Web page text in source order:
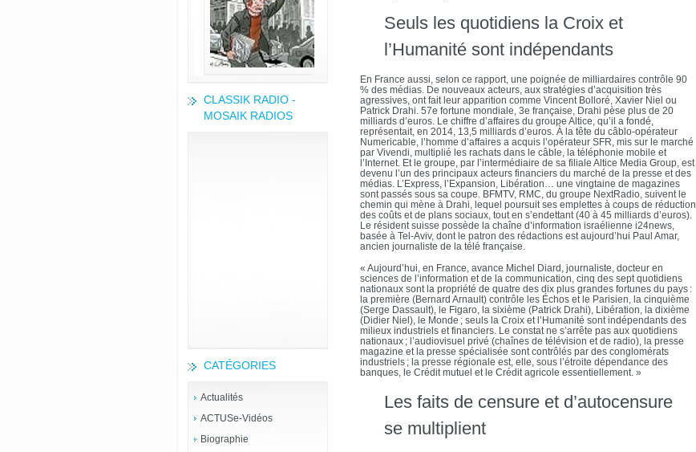
CLASSIK RADIO -
MOSAIK RADIOS
CATÉGORIES
Actualités
ACTUSe-Vidéos
Biographie
Seuls les quotidiens la Croix et
l’Humanité sont indépendants
En France aussi, selon ce rapport, une poignée de milliardaires contrôle 90
% des médias. De nouveaux acteurs, aux stratégies d’acquisition très
agressives, ont fait leur apparition comme Vincent Bolloré, Xavier Niel ou
Patrick Drahi. 57e fortune mondiale, 3e française, Drahi pèse plus de 20
milliards d’euros. Le chiffre d’affaires du groupe Altice, qu’il a fondé,
représentait, en 2014, 13,5 milliards d’euros. À la tête du câblo-opérateur
Numericable, l’homme d’affaires a acquis l’opérateur SFR, mis sur le marché
par Vivendi, multiplié les rachats dans le câble, la téléphonie mobile et
l’Internet. Et le groupe, par l’intermédiaire de sa filiale Altice Media Group, est
devenu l’un des principaux acteurs financiers du marché de la presse et des
médias. L’Express, l’Expansion, Libération… une vingtaine de magazines
sont passés sous sa coupe. BFMTV, RMC, du groupe NextRadio, suivent le
chemin qui mène à Drahi, lequel poursuit ses emplettes à coups de réduction
des coûts et de plans sociaux, tout en s’endettant (40 à 45 milliards d’euros).
Le résident suisse possède la chaîne d’information israélienne i24news,
basée à Tel-Aviv, dont le patron des rédactions est aujourd’hui Paul Amar,
ancien journaliste de la télé française.
« Aujourd’hui, en France, avance Michel Diard, journaliste, docteur en
sciences de l’information et de la communication, cinq des sept quotidiens
nationaux sont la propriété de quatre des dix plus grandes fortunes du pays :
la première (Bernard Arnault) contrôle les Échos et le Parisien, la cinquième
(Serge Dassault), le Figaro, la sixième (Patrick Drahi), Libération, la dixième
(Didier Niel), le Monde ; seuls la Croix et l’Humanité sont indépendants des
milieux industriels et financiers. Le constat ne s’arrête pas aux quotidiens
nationaux ; l’audiovisuel privé (chaînes de télévision et de radio), la presse
magazine et la presse spécialisée sont contrôlés par des conglomérats
industriels ; la presse régionale est, elle, sous l’étroite dépendance des
banques, le Crédit mutuel et le Crédit agricole essentiellement. »
Les faits de censure et d’autocensure
se multiplient